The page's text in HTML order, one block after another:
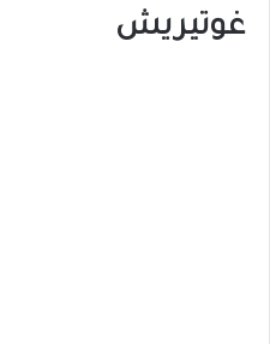
غوتيريش